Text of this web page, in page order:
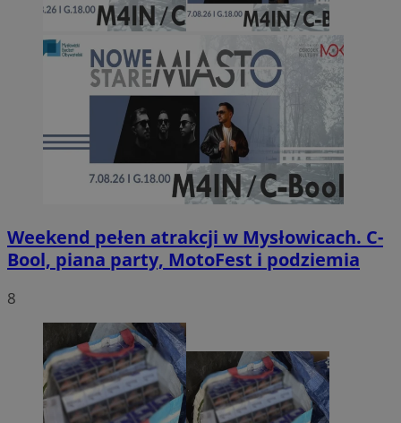
Weekend pełen atrakcji w Mysłowicach. C-
Bool, piana party, MotoFest i podziemia
8